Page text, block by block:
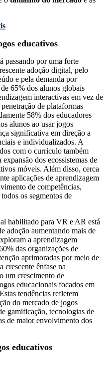
educativos
passando por uma forte
adoção digital, pelo
e pela demanda por
65% dos alunos globais
interactivas em vez de
de plataformas
58% dos educadores
alunos ao usar jogos
significativa em direção a
e individualizados. A
com o currículo também
dos ecossistemas de
móveis. Além disso, cerca
aplicações de aprendizagem
de competências,
os segmentos de
habilitado para VR e AR está
adoção aumentando mais de
a aprendizagem
das organizações de
aprimoradas por meio de
crescente ênfase na
um crescimento de
educacionais focados em
tendências refletem
do mercado de jogos
gamificação, tecnologias de
de maior envolvimento dos
educativos